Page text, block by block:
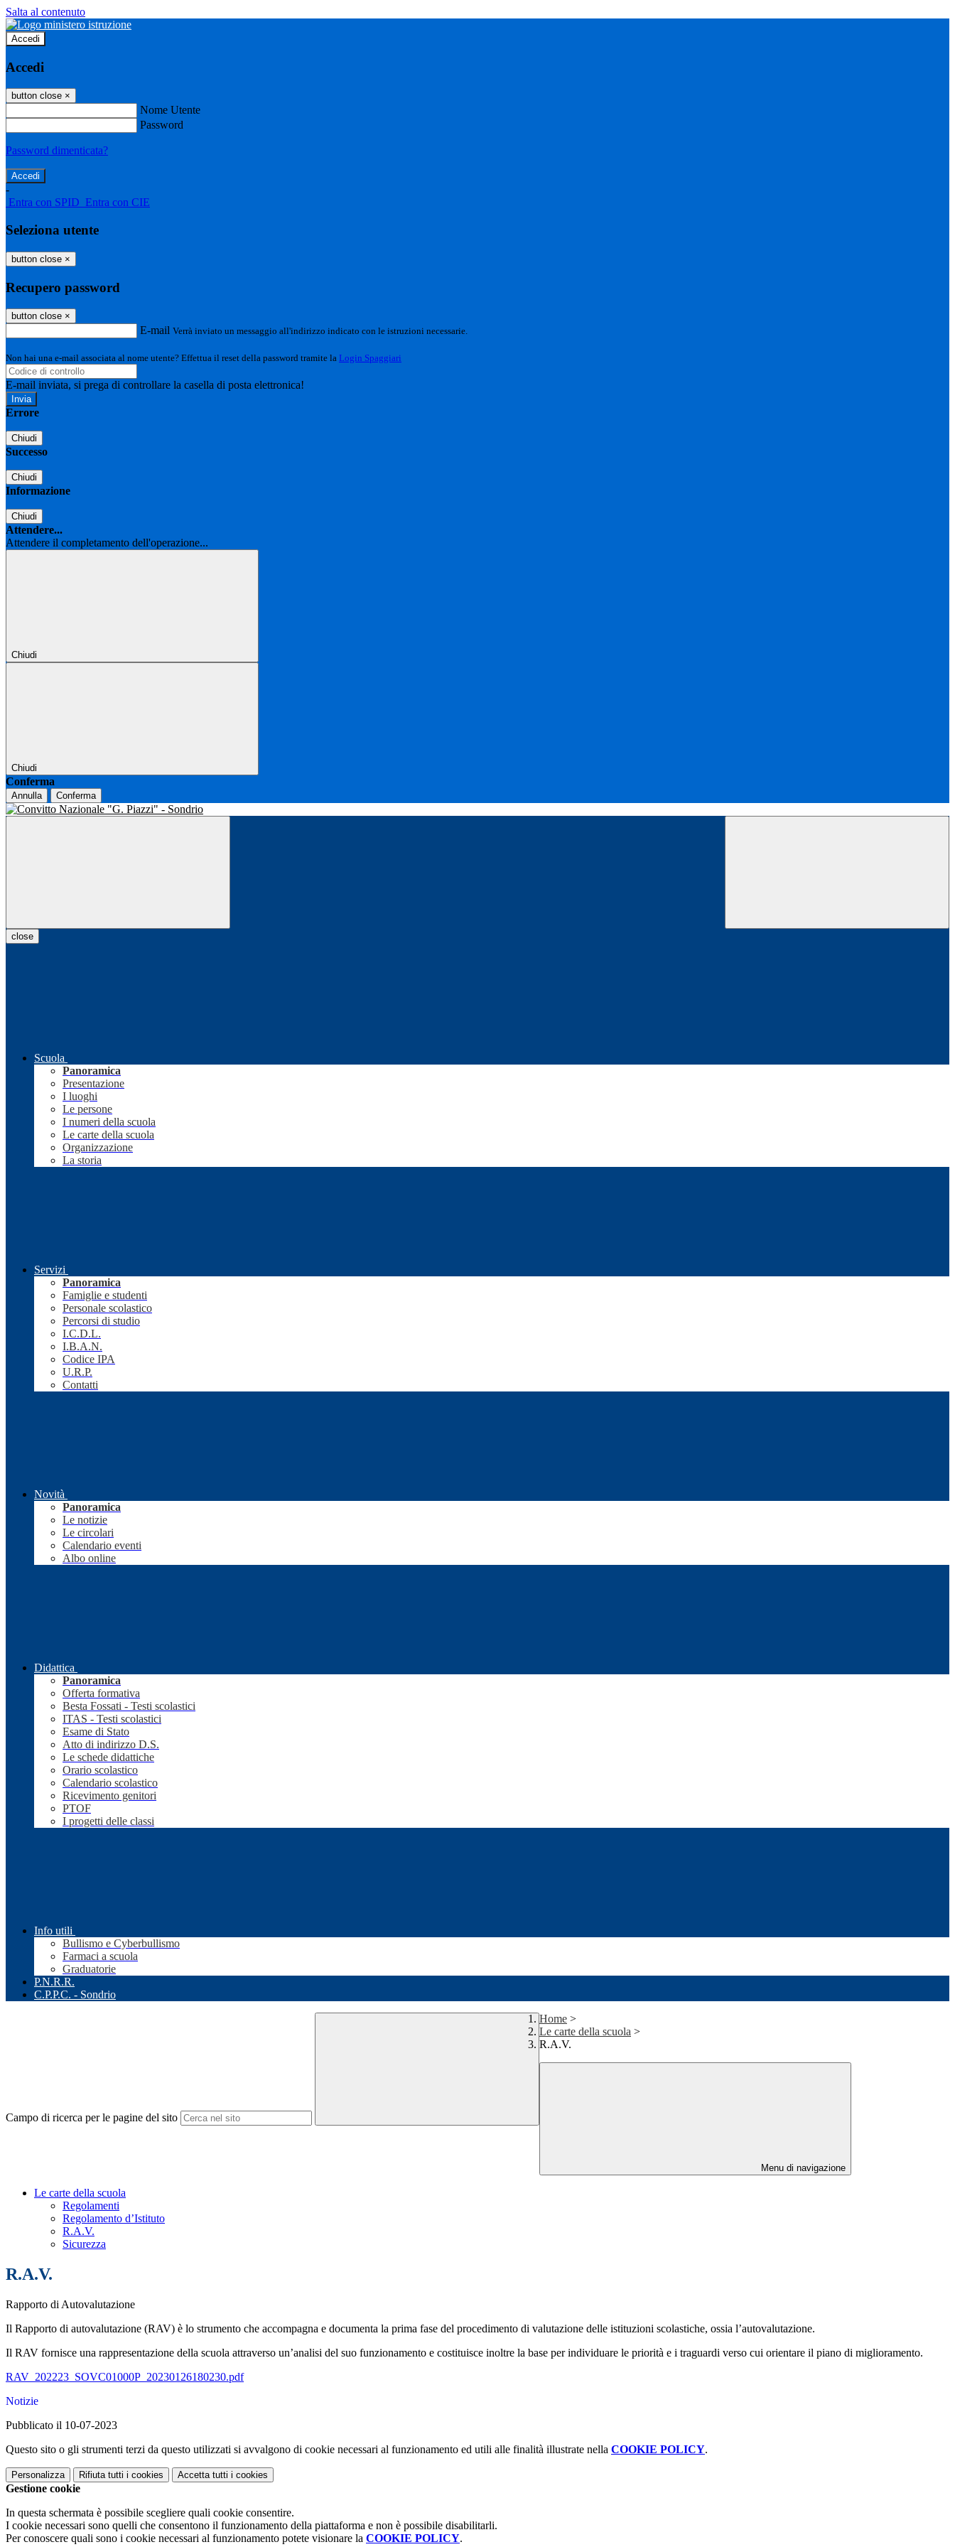
Salta al contenuto
Accedi
Accedi
button close ×
Nome Utente
Password
Password dimenticata?
-
Entra con SPID Entra con CIE
Seleziona utente
button close ×
Recupero password
button close ×
E-mail Verrà inviato un messaggio all'indirizzo indicato con le istruzioni necessarie.
Non hai una e-mail associata al nome utente? Effettua il reset della password tramite la Login Spaggiari
E-mail inviata, si prega di controllare la casella di posta elettronica!
Errore
Chiudi
Successo
Chiudi
Informazione
Chiudi
Attendere...
Attendere il completamento dell'operazione...
Chiudi
Chiudi
Conferma
Annulla Conferma
close
Scuola
Panoramica
Presentazione
I luoghi
Le persone
I numeri della scuola
Le carte della scuola
Organizzazione
La storia
Servizi
Panoramica
Famiglie e studenti
Personale scolastico
Percorsi di studio
I.C.D.L.
I.B.A.N.
Codice IPA
U.R.P.
Contatti
Novità
Panoramica
Le notizie
Le circolari
Calendario eventi
Albo online
Didattica
Panoramica
Offerta formativa
Besta Fossati - Testi scolastici
ITAS - Testi scolastici
Esame di Stato
Atto di indirizzo D.S.
Le schede didattiche
Orario scolastico
Calendario scolastico
Ricevimento genitori
PTOF
I progetti delle classi
Info utili
Bullismo e Cyberbullismo
Farmaci a scuola
Graduatorie
P.N.R.R.
C.P.P.C. - Sondrio
Campo di ricerca per le pagine del sito
Home >
Le carte della scuola >
R.A.V.
Menu di navigazione
Le carte della scuola
Regolamenti
Regolamento d’Istituto
R.A.V.
Sicurezza
R.A.V.
Rapporto di Autovalutazione
Il Rapporto di autovalutazione (RAV) è lo strumento che accompagna e documenta la prima fase del procedimento di valutazione delle istituzioni scolastiche, ossia l’autovalutazione.
Il RAV fornisce una rappresentazione della scuola attraverso un’analisi del suo funzionamento e costituisce inoltre la base per individuare le priorità e i traguardi verso cui orientare il piano di miglioramento.
RAV_202223_SOVC01000P_20230126180230.pdf
Notizie
Pubblicato il 10-07-2023
Questo sito o gli strumenti terzi da questo utilizzati si avvalgono di cookie necessari al funzionamento ed utili alle finalità illustrate nella COOKIE POLICY.
Personalizza Rifiuta tutti i cookies Accetta tutti i cookies
Gestione cookie
In questa schermata è possibile scegliere quali cookie consentire.
I cookie necessari sono quelli che consentono il funzionamento della piattaforma e non è possibile disabilitarli.
Per conoscere quali sono i cookie necessari al funzionamento potete visionare la COOKIE POLICY.